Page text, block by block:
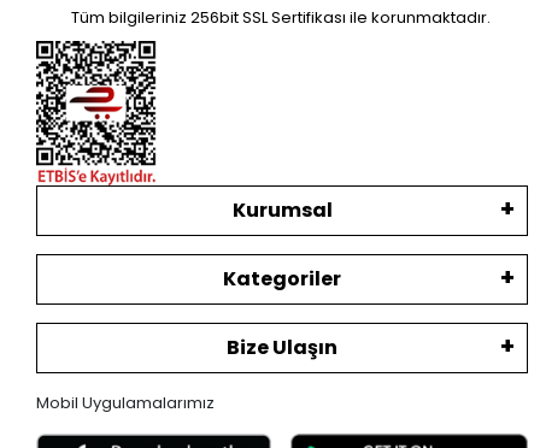
Tüm bilgileriniz 256bit SSL Sertifikası ile korunmaktadır.
Kurumsal
Kategoriler
Bize Ulaşın
Mobil Uygulamalarımız